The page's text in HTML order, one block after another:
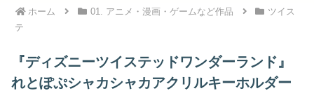
ホーム 01. アニメ・漫画・ゲームなど作品
ツイス
テ
『ディズニーツイステッドワンダーランド』
れとぽぷシャカシャカアクリルキーホルダー